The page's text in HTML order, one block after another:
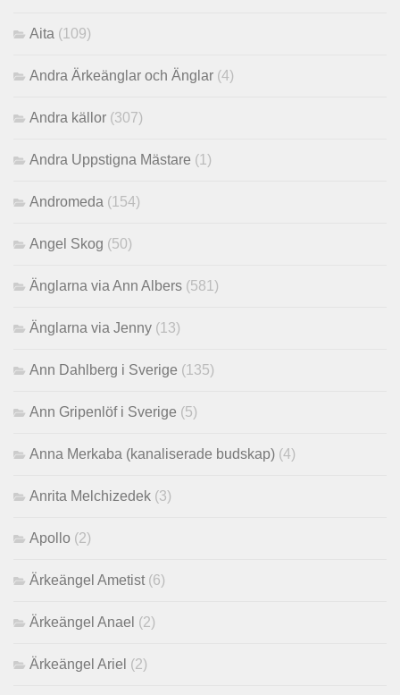
Aita (109)
Andra Ärkeänglar och Änglar (4)
Andra källor (307)
Andra Uppstigna Mästare (1)
Andromeda (154)
Angel Skog (50)
Änglarna via Ann Albers (581)
Änglarna via Jenny (13)
Ann Dahlberg i Sverige (135)
Ann Gripenlöf i Sverige (5)
Anna Merkaba (kanaliserade budskap) (4)
Anrita Melchizedek (3)
Apollo (2)
Ärkeängel Ametist (6)
Ärkeängel Anael (2)
Ärkeängel Ariel (2)